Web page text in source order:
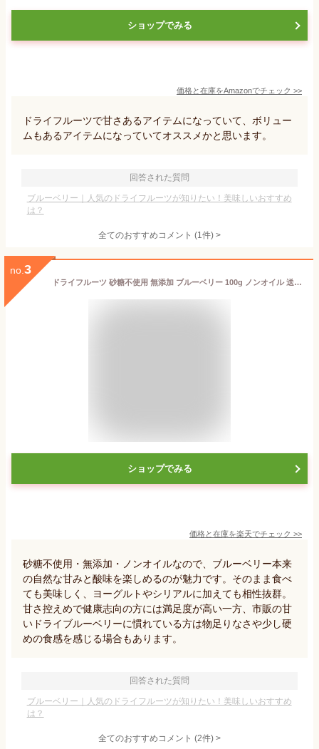
ショップでみる
価格と在庫をAmazonでチェック >>
ドライフルーツで甘さあるアイテムになっていて、ボリュー
ムもあるアイテムになっていてオススメかと思います。
回答された質問
ブルーベリー｜人気のドライフルーツが知りたい！美味しいおすすめ
は？
全てのおすすめコメント (1件) >
no. 3
ドライフルーツ 砂糖不使用 無添加 ブルーベリー 100g ノンオイル 送料無料 ルテイン blueberry ぶるーべりー 菓子材料 製菓用 製菓 製菓材料 健康 美容 アントシアニン 元気のたね
ショップでみる
価格と在庫を楽天でチェック >>
砂糖不使用・無添加・ノンオイルなので、ブルーベリー本来
の自然な甘みと酸味を楽しめるのが魅力です。そのまま食べ
ても美味しく、ヨーグルトやシリアルに加えても相性抜群。
甘さ控えめで健康志向の方には満足度が高い一方、市販の甘
いドライブルーベリーに慣れている方は物足りなさや少し硬
めの食感を感じる場合もあります。
回答された質問
ブルーベリー｜人気のドライフルーツが知りたい！美味しいおすすめ
は？
全てのおすすめコメント (2件) >